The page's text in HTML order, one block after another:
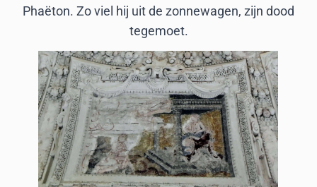
Phaëton. Zo viel hij uit de zonnewagen, zijn dood
tegemoet.